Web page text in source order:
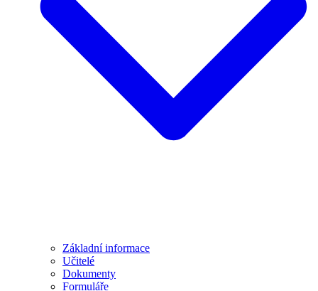
Základní informace
Učitelé
Dokumenty
Formuláře